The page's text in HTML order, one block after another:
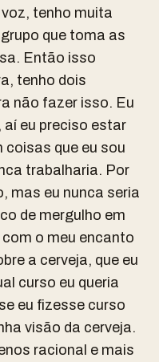
tenho muita
que toma as
Então isso
tenho dois
não fazer isso. Eu
eu preciso estar
coisas que eu sou
trabalharia. Por
mas eu nunca seria
de mergulho em
o meu encanto
a cerveja, que eu
curso eu queria
eu fizesse curso
visão da cerveja.
racional e mais